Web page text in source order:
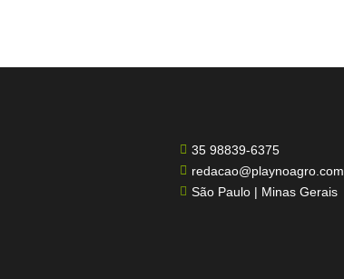
 35 98839-6375

 São Paulo | Minas Gerais